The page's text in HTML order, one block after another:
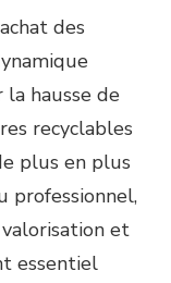
des
hausse de
recyclables
plus en plus
professionnel,
et
essentiel